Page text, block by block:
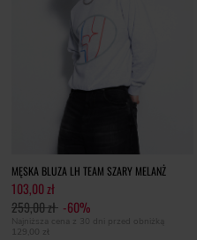
MĘSKA BLUZA LH TEAM SZARY MELANŻ
103,00 zł
259,00 zł -60%
Najniższa cena z 30 dni przed obniżką
129,00 zł